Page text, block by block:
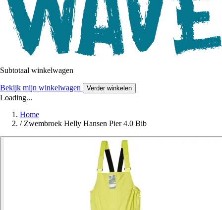
Subtotaal winkelwagen
Bekijk mijn winkelwagen Verder winkelen
Loading...
Home
/ Zwembroek Helly Hansen Pier 4.0 Bib